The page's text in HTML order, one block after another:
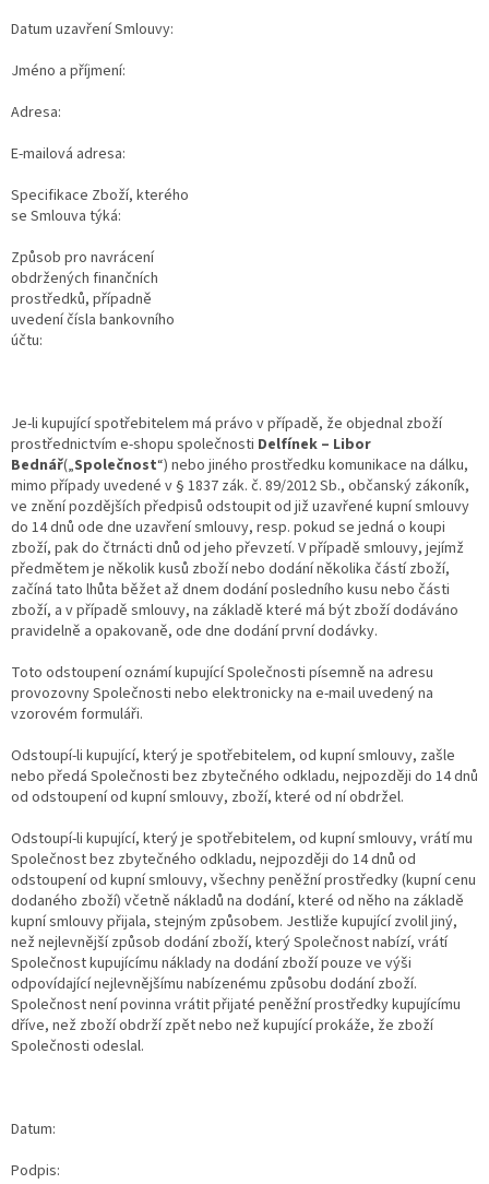
Datum uzavření Smlouvy:
Jméno a příjmení:
Adresa:
E-mailová adresa:
Specifikace Zboží, kterého
se Smlouva týká:
Způsob pro navrácení
obdržených finančních
prostředků, případně
uvedení čísla bankovního
účtu:
Je-li kupující spotřebitelem má právo v případě, že objednal zboží
prostřednictvím e-shopu společnosti Delfínek – Libor
Bednář(„Společnost“) nebo jiného prostředku komunikace na dálku,
mimo případy uvedené v § 1837 zák. č. 89/2012 Sb., občanský zákoník,
ve znění pozdějších předpisů odstoupit od již uzavřené kupní smlouvy
do 14 dnů ode dne uzavření smlouvy, resp. pokud se jedná o koupi
zboží, pak do čtrnácti dnů od jeho převzetí. V případě smlouvy, jejímž
předmětem je několik kusů zboží nebo dodání několika částí zboží,
začíná tato lhůta běžet až dnem dodání posledního kusu nebo části
zboží, a v případě smlouvy, na základě které má být zboží dodáváno
pravidelně a opakovaně, ode dne dodání první dodávky.
Toto odstoupení oznámí kupující Společnosti písemně na adresu
provozovny Společnosti nebo elektronicky na e-mail uvedený na
vzorovém formuláři.
Odstoupí-li kupující, který je spotřebitelem, od kupní smlouvy, zašle
nebo předá Společnosti bez zbytečného odkladu, nejpozději do 14 dnů
od odstoupení od kupní smlouvy, zboží, které od ní obdržel.
Odstoupí-li kupující, který je spotřebitelem, od kupní smlouvy, vrátí mu
Společnost bez zbytečného odkladu, nejpozději do 14 dnů od
odstoupení od kupní smlouvy, všechny peněžní prostředky (kupní cenu
dodaného zboží) včetně nákladů na dodání, které od něho na základě
kupní smlouvy přijala, stejným způsobem. Jestliže kupující zvolil jiný,
než nejlevnější způsob dodání zboží, který Společnost nabízí, vrátí
Společnost kupujícímu náklady na dodání zboží pouze ve výši
odpovídající nejlevnějšímu nabízenému způsobu dodání zboží.
Společnost není povinna vrátit přijaté peněžní prostředky kupujícímu
dříve, než zboží obdrží zpět nebo než kupující prokáže, že zboží
Společnosti odeslal.
Datum:
Podpis: